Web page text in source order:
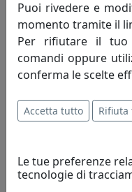
OROLOGIO IN CRISTALLO
Ottaviani
Puoi rivedere e
momento tramite il
Per rifiutare il tuo
comandi oppure
conferma le scelte
Accetta tutto
Le tue preferenze
tecnologie di